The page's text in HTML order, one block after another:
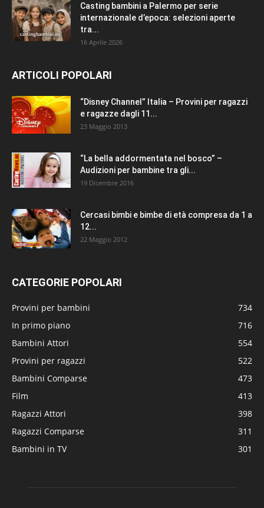
Casting bambini a Palermo per serie
internazionale d’epoca: selezioni aperte
tra...
16 Aprile 2026
ARTICOLI POPOLARI
“Disney Channel” Italia – Provini per ragazzi
e ragazze dagli 11...
23 Maggio 2013
“La bella addormentata nel bosco” –
Audizioni per bambine tra gli...
19 Dicembre 2016
Cercasi bimbi e bimbe di età compresa da 1 a
12...
22 Maggio 2012
CATEGORIE POPOLARI
Provini per bambini
734
In primo piano
716
Bambini Attori
554
Provini per ragazzi
522
Bambini Comparse
473
Film
413
Ragazzi Attori
398
Ragazzi Comparse
311
Bambini in TV
301